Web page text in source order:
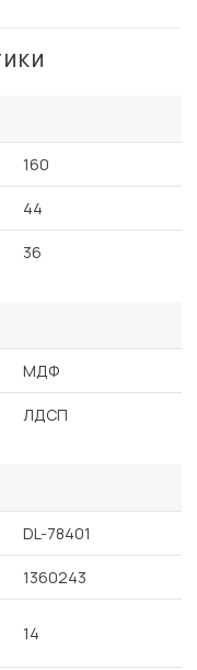
160
44
36
МДФ
ЛДСП
DL-78401
1360243
14